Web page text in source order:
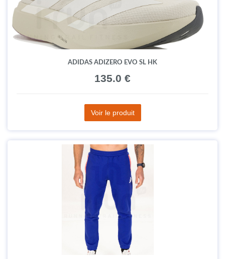
ADIDAS ADIZERO EVO SL HK
135.0 €
Voir le produit